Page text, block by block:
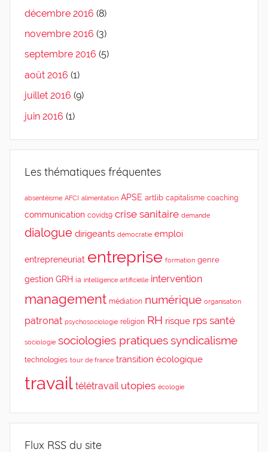
décembre 2016 (8)
novembre 2016 (3)
septembre 2016 (5)
août 2016 (1)
juillet 2016 (9)
juin 2016 (1)
Les thématiques fréquentes
absentéisme AFCI alimentation APSE artlib capitalisme coaching
communication covid19 crise sanitaire demande
dialogue dirigeants démocratie emploi
entrepreneuriat entreprise formation genre
gestion GRH ia intelligence artificielle intervention
management médiation numérique organisation
patronat psychosociologie religion RH risque rps santé
sociologie sociologies pratiquessyndicalisme
technologies tour de france transition écologique
travail télétravail utopies écologie
Flux RSS du site